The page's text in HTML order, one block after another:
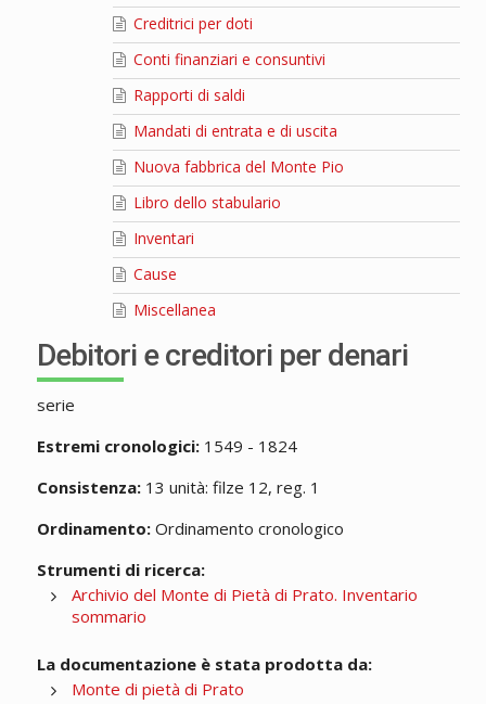
Creditrici per doti
Conti finanziari e consuntivi
Rapporti di saldi
Mandati di entrata e di uscita
Nuova fabbrica del Monte Pio
Libro dello stabulario
Inventari
Cause
Miscellanea
Debitori e creditori per denari
serie
Estremi cronologici:1549 - 1824
Consistenza:13 unità: filze 12, reg. 1
Ordinamento:Ordinamento cronologico
Strumenti di ricerca:
Archivio del Monte di Pietà di Prato. Inventario
sommario
La documentazione è stata prodotta da:
Monte di pietà di Prato